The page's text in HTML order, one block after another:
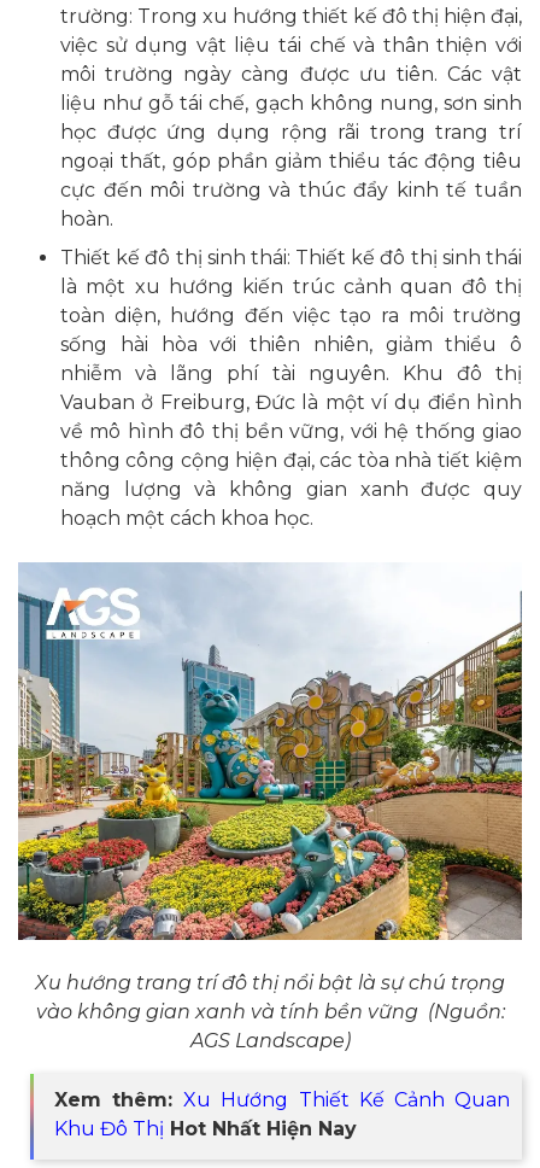
trường: Trong xu hướng thiết kế đô thị hiện đại,
việc sử dụng vật liệu tái chế và thân thiện với
môi trường ngày càng được ưu tiên. Các vật
liệu như gỗ tái chế, gạch không nung, sơn sinh
học được ứng dụng rộng rãi trong trang trí
ngoại thất, góp phần giảm thiểu tác động tiêu
cực đến môi trường và thúc đẩy kinh tế tuần
hoàn.
Thiết kế đô thị sinh thái: Thiết kế đô thị sinh thái
là một xu hướng kiến trúc cảnh quan đô thị
toàn diện, hướng đến việc tạo ra môi trường
sống hài hòa với thiên nhiên, giảm thiểu ô
nhiễm và lãng phí tài nguyên. Khu đô thị
Vauban ở Freiburg, Đức là một ví dụ điển hình
về mô hình đô thị bền vững, với hệ thống giao
thông công cộng hiện đại, các tòa nhà tiết kiệm
năng lượng và không gian xanh được quy
hoạch một cách khoa học.
Xu hướng trang trí đô thị nổi bật là sự chú trọng
vào không gian xanh và tính bền vững (Nguồn:
AGS Landscape)
Xem thêm:Xu Hướng Thiết Kế Cảnh Quan
Khu Đô Thị Hot Nhất Hiện Nay